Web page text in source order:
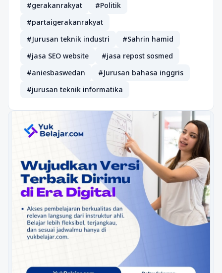
#gerakanrakyat
#Politik
#partaigerakanrakyat
#Jurusan teknik industri
#Sahrin hamid
#jasa SEO website
#jasa repost sosmed
#aniesbaswedan
#Jurusan bahasa inggris
#jurusan teknik informatika